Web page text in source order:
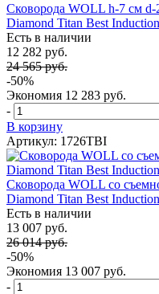
Сковорода WOLL h-7 см d-
Diamond Titan Best Induction
Есть в наличии
12 282 руб.
24 565 руб.
-50%
Экономия 12 283 руб.
-
В корзину
Артикул: 1726TBI
Сковорода WOLL со
Diamond Titan Best Induction
Есть в наличии
13 007 руб.
26 014 руб.
-50%
Экономия 13 007 руб.
-